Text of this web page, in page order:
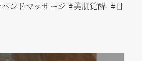
ンドマッサージ #美肌覚醒 #目